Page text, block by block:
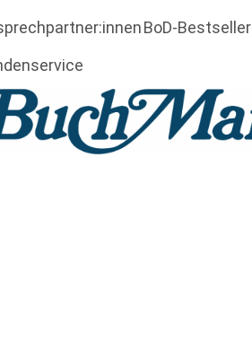
BoD-Bestseller